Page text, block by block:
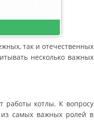
так и отечественных
несколько важных
работы котлы. К вопросу
из самых важных ролей в